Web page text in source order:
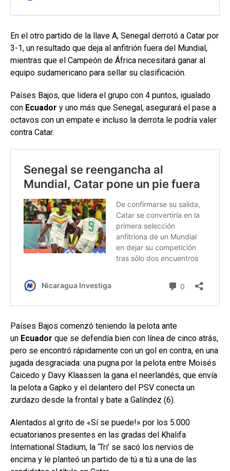
En el otro partido de la llave A, Senegal derrotó a Catar por
3-1, un resultado que deja al anfitrión fuera del Mundial,
mientras que el Campeón de África necesitará ganar al
equipo sudamericano para sellar su clasificación.
Países Bajos, que lidera el grupo con 4 puntos, igualado
con Ecuador y uno más que Senegal, asegurará el pase a
octavos con un empate e incluso la derrota le podría valer
contra Catar.
Países Bajos comenzó teniendo la pelota ante
un Ecuador que se defendía bien con línea de cinco atrás,
pero se encontró rápidamente con un gol en contra, en una
jugada desgraciada: una pugna por la pelota entre Moisés
Caicedo y Davy Klaassen la gana el neerlandés, que envía
la pelota a Gapko y el delantero del PSV conecta un
zurdazo desde la frontal y bate a Galíndez (6).
Alentados al grito de «Sí se puede!» por los 5.000
ecuatorianos presentes en las gradas del Khalifa
International Stadium, la ‘Tri’ se sacó los nervios de
encima y le planteó un partido de tú a tú a una de las